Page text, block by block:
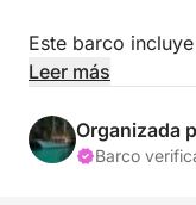
Este barco
y es perfecto para
este y sur de la
Leer más
Organizada
Barco